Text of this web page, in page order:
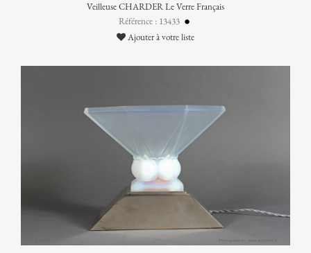
Veilleuse CHARDER Le Verre Français
Référence : 13433
Ajouter à votre liste